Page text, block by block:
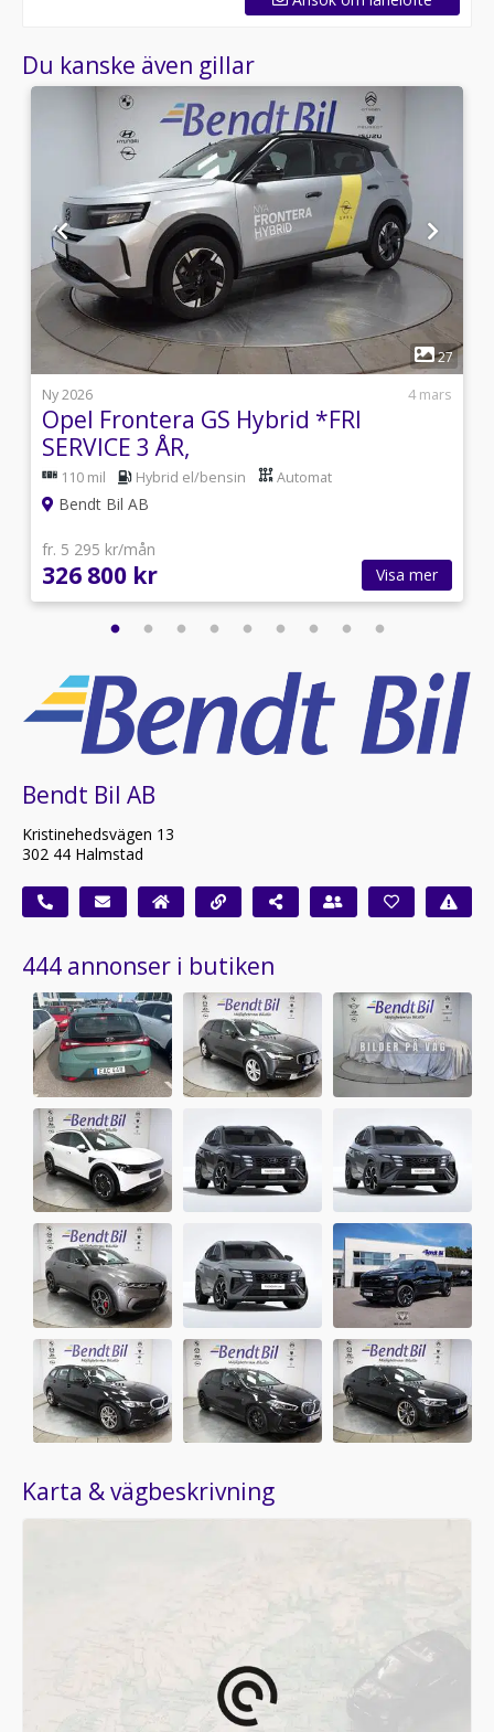
Du kanske även gillar
1
27
Ny 2026
4 mars
Opel Frontera GS Hybrid *FRI
SERVICE 3 ÅR,
110 mil Hybrid el/bensin Automat
Bendt Bil AB
fr. 5 295 kr/mån
326 800 kr Visa mer
Bendt Bil AB
Kristinehedsvägen 13
302 44 Halmstad
444 annonser i butiken
Karta & vägbeskrivning